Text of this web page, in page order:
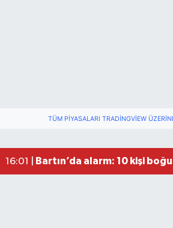
TÜM PIYASALARI TRADINGVIEW
16:01 |
Bartın’da alarm: 10 kişi